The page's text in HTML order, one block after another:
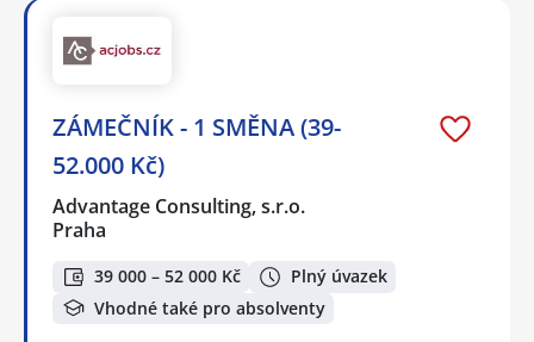
ZÁMEČNÍK - 1 SMĚNA (39-
52.000 Kč)
Advantage Consulting, s.r.o.
Praha
39 000 – 52 000 Kč
Plný úvazek
Vhodné také pro absolventy